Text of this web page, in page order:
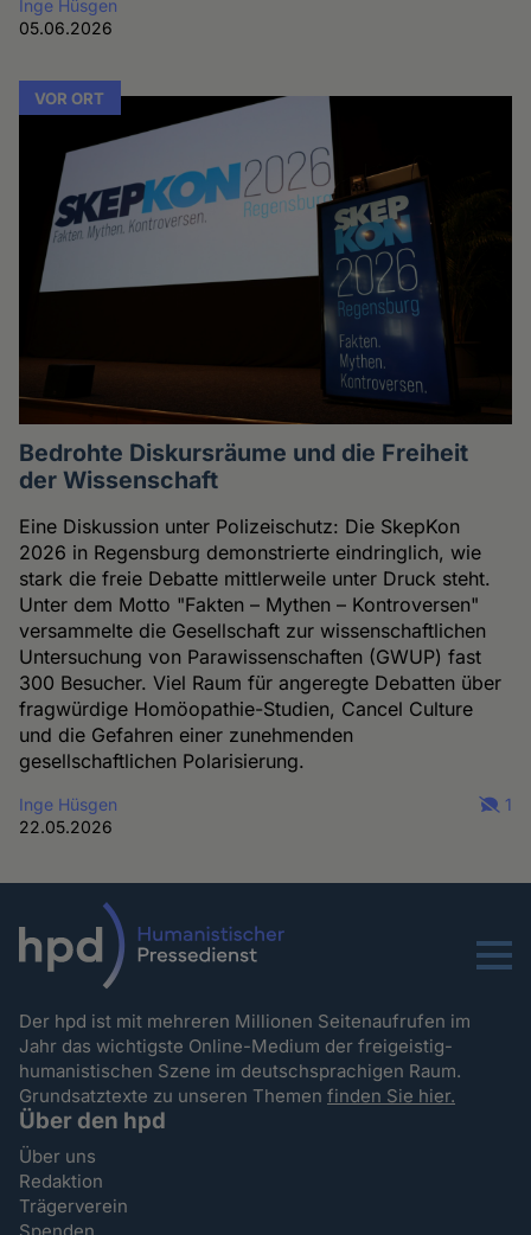
Inge Hüsgen
05.06.2026
VOR ORT
Bedrohte Diskursräume und die Freiheit
der Wissenschaft
Eine Diskussion unter Polizeischutz: Die SkepKon
2026 in Regensburg demonstrierte eindringlich, wie
stark die freie Debatte mittlerweile unter Druck steht.
Unter dem Motto "Fakten – Mythen – Kontroversen"
versammelte die Gesellschaft zur wissenschaftlichen
Untersuchung von Parawissenschaften (GWUP) fast
300 Besucher. Viel Raum für angeregte Debatten über
fragwürdige Homöopathie-Studien, Cancel Culture
und die Gefahren einer zunehmenden
gesellschaftlichen Polarisierung.
Inge Hüsgen
22.05.2026
1
Menu
Der hpd ist mit mehreren Millionen Seitenaufrufen im
Jahr das wichtigste Online-Medium der freigeistig-
humanistischen Szene im deutschsprachigen Raum.
Grundsatztexte zu unseren Themenfinden Sie hier.
Über den hpd
Über uns
Redaktion
Trägerverein